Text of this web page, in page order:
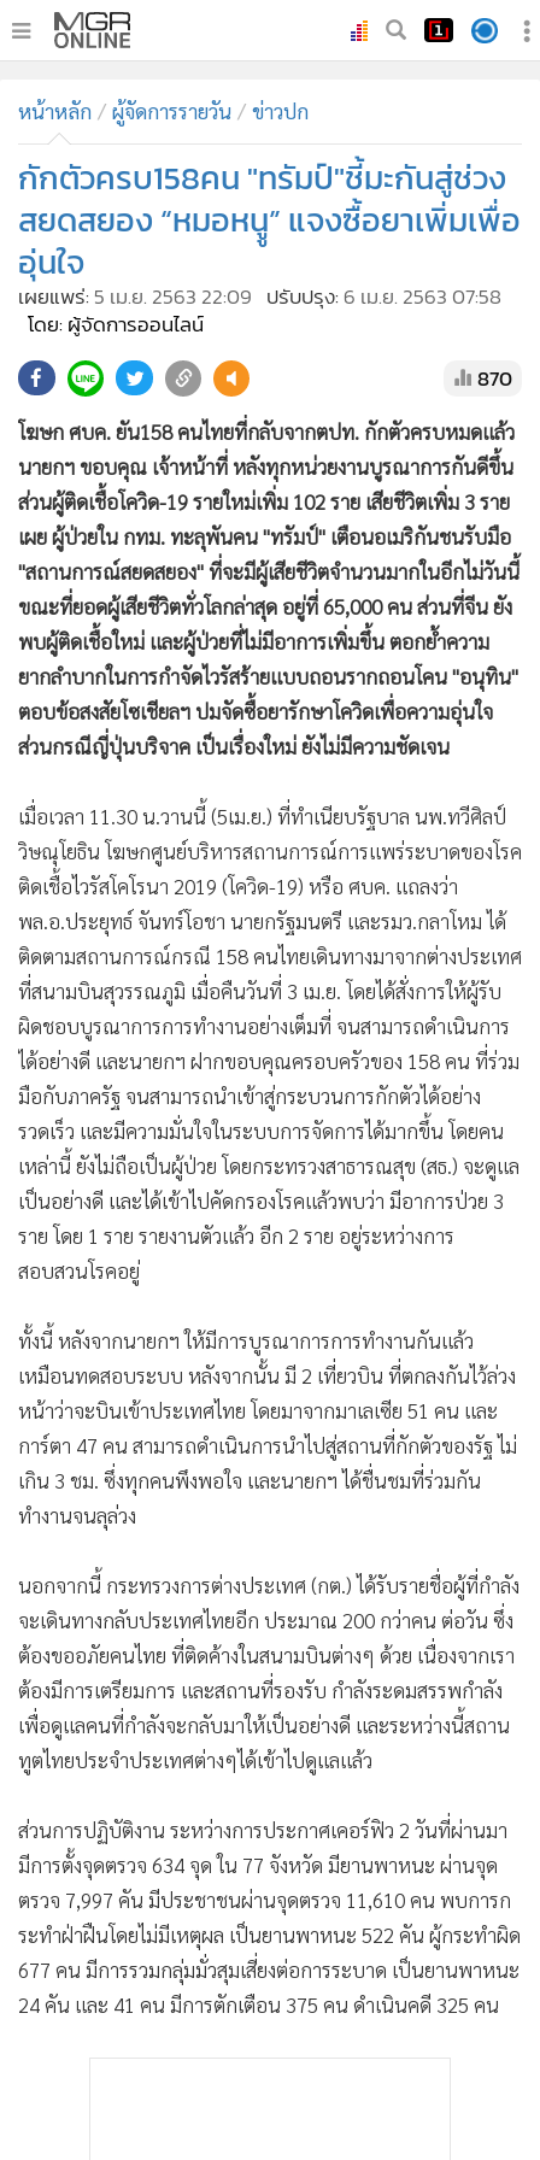
ทันเหตุการณ์
• ภาคใต้
Online Section
• บันเทิง
ผู้จัดการรายวัน
• ละคร
• CbizReview
• Cyber BIZ
• ผู้จัดกวน
• Good health & Well-being
• Green Innovation & SD
• Management & HR
• MGR Live
• Infographic
• การเมือง
ท่องเที่ยว
กีฬา
•
ต่างประเทศ
• Special Scoop
• เศรษฐกิจ-ธุรกิจ
• จีน
• ชุมชน-คุณภาพชีวิต
• อาชญากรรม
• Motoring
• เกม
• วิทยาศาสตร์
• SMEs
• หุ้น
• อินโดจีน
• กองทุนรวม
•
Celeb Online
Factcheck
ญี่ปุ่น
• News1
• Gotomanager
หน้าหลัก ผู้จัดการรายวัน ข่าวปก
กักตัวครบ158คน "ทรัมป์"ชี้มะกันสู่ช่วง
สยดสยอง “หมอหนูู” แจงซื้อยาเพิ่มเพื่อ
อุ่นใจ
เผยแพร่:5 เม.ย. 2563 22:09 ปรับปรุง:6 เม.ย. 2563 07:58
โดย: ผู้จัดการออนไลน์
870
โฆษก ศบค. ยัน158 คนไทยที่กลับจากตปท. กักตัวครบหมดแล้ว
นายกฯ ขอบคุณ เจ้าหน้าที่ หลังทุกหน่วยงานบูรณาการกันดีขึ้น
ส่วนผู้ติดเชื้อโควิด-19 รายใหม่เพิ่ม 102 ราย เสียชีวิตเพิ่ม 3 ราย
เผย ผู้ป่วยใน กทม. ทะลุพันคน "ทรัมป์" เตือนอเมริกันชนรับมือ
"สถานการณ์สยดสยอง" ที่จะมีผู้เสียชีวิตจำนวนมากในอีกไม่วันนี้
ขณะที่ยอดผู้เสียชีวิตทั่วโลกล่าสุด อยู่ที่ 65,000 คน ส่วนที่จีน ยัง
พบผู้ติดเชื้อใหม่ และผู้ป่วยที่ไม่มีอาการเพิ่มขึ้น ตอกย้ำความ
ยากลำบากในการกำจัดไวรัสร้ายแบบถอนรากถอนโคน "อนุทิน"
ตอบข้อสงสัยโซเชียลฯ ปมจัดซื้อยารักษาโควิดเพื่อความอุ่นใจ
ส่วนกรณีญี่ปุ่นบริจาค เป็นเรื่องใหม่ ยังไม่มีความชัดเจน
เมื่อเวลา 11.30 น.วานนี้ (5เม.ย.) ที่ทำเนียบรัฐบาล นพ.ทวีศิลป์
วิษณุโยธิน โฆษกศูนย์บริหารสถานการณ์การแพร่ระบาดของโรค
ติดเชื้อไวรัสโคโรนา 2019 (โควิด-19) หรือ ศบค. แถลงว่า
พล.อ.ประยุทธ์ จันทร์โอชา นายกรัฐมนตรี และรมว.กลาโหม ได้
ติดตามสถานการณ์กรณี 158 คนไทยเดินทางมาจากต่างประเทศ
ที่สนามบินสุวรรณภูมิ เมื่อคืนวันที่ 3 เม.ย. โดยได้สั่งการให้ผู้รับ
ผิดชอบบูรณาการการทำงานอย่างเต็มที่ จนสามารถดำเนินการ
ได้อย่างดี และนายกฯ ฝากขอบคุณครอบครัวของ 158 คน ที่ร่วม
มือกับภาครัฐ จนสามารถนำเข้าสู่กระบวนการกักตัวได้อย่าง
รวดเร็ว และมีความมั่นใจในระบบการจัดการได้มากขึ้น โดยคน
เหล่านี้ ยังไม่ถือเป็นผู้ป่วย โดยกระทรวงสาธารณสุข (สธ.) จะดูแล
เป็นอย่างดี และได้เข้าไปคัดกรองโรคแล้วพบว่า มีอาการป่วย 3
ราย โดย 1 ราย รายงานตัวแล้ว อีก 2 ราย อยู่ระหว่างการ
สอบสวนโรคอยู่
ทั้งนี้ หลังจากนายกฯ ให้มีการบูรณาการการทำงานกันแล้ว
เหมือนทดสอบระบบ หลังจากนั้น มี 2 เที่ยวบิน ที่ตกลงกันไว้ล่วง
หน้าว่าจะบินเข้าประเทศไทย โดยมาจากมาเลเซีย 51 คน และ
การ์ตา 47 คน สามารถดำเนินการนำไปสู่สถานที่กักตัวของรัฐ ไม่
เกิน 3 ชม. ซึ่งทุกคนพึงพอใจ และนายกฯ ได้ชื่นชมที่ร่วมกัน
ทำงานจนลุล่วง
นอกจากนี้ กระทรวงการต่างประเทศ (กต.) ได้รับรายชื่อผู้ที่กำลัง
จะเดินทางกลับประเทศไทยอีก ประมาณ 200 กว่าคน ต่อวัน ซึ่ง
ต้องขออภัยคนไทย ที่ติดค้างในสนามบินต่างๆ ด้วย เนื่องจากเรา
ต้องมีการเตรียมการ และสถานที่รองรับ กำลังระดมสรรพกำลัง
เพื่อดูแลคนที่กำลังจะกลับมาให้เป็นอย่างดี และระหว่างนี้สถาน
ทูตไทยประจำประเทศต่างๆได้เข้าไปดูแลแล้ว
ส่วนการปฏิบัติงาน ระหว่างการประกาศเคอร์ฟิว 2 วันที่ผ่านมา
มีการตั้งจุดตรวจ 634 จุด ใน 77 จังหวัด มียานพาหนะ ผ่านจุด
ตรวจ 7,997 คัน มีประชาชนผ่านจุดตรวจ 11,610 คน พบการก
ระทำฝ่าฝืนโดยไม่มีเหตุผล เป็นยานพาหนะ 522 คัน ผู้กระทำผิด
677 คน มีการรวมกลุ่มมั่วสุมเสี่ยงต่อการระบาด เป็นยานพาหนะ
24 คัน และ 41 คน มีการตักเตือน 375 คน ดำเนินคดี 325 คน